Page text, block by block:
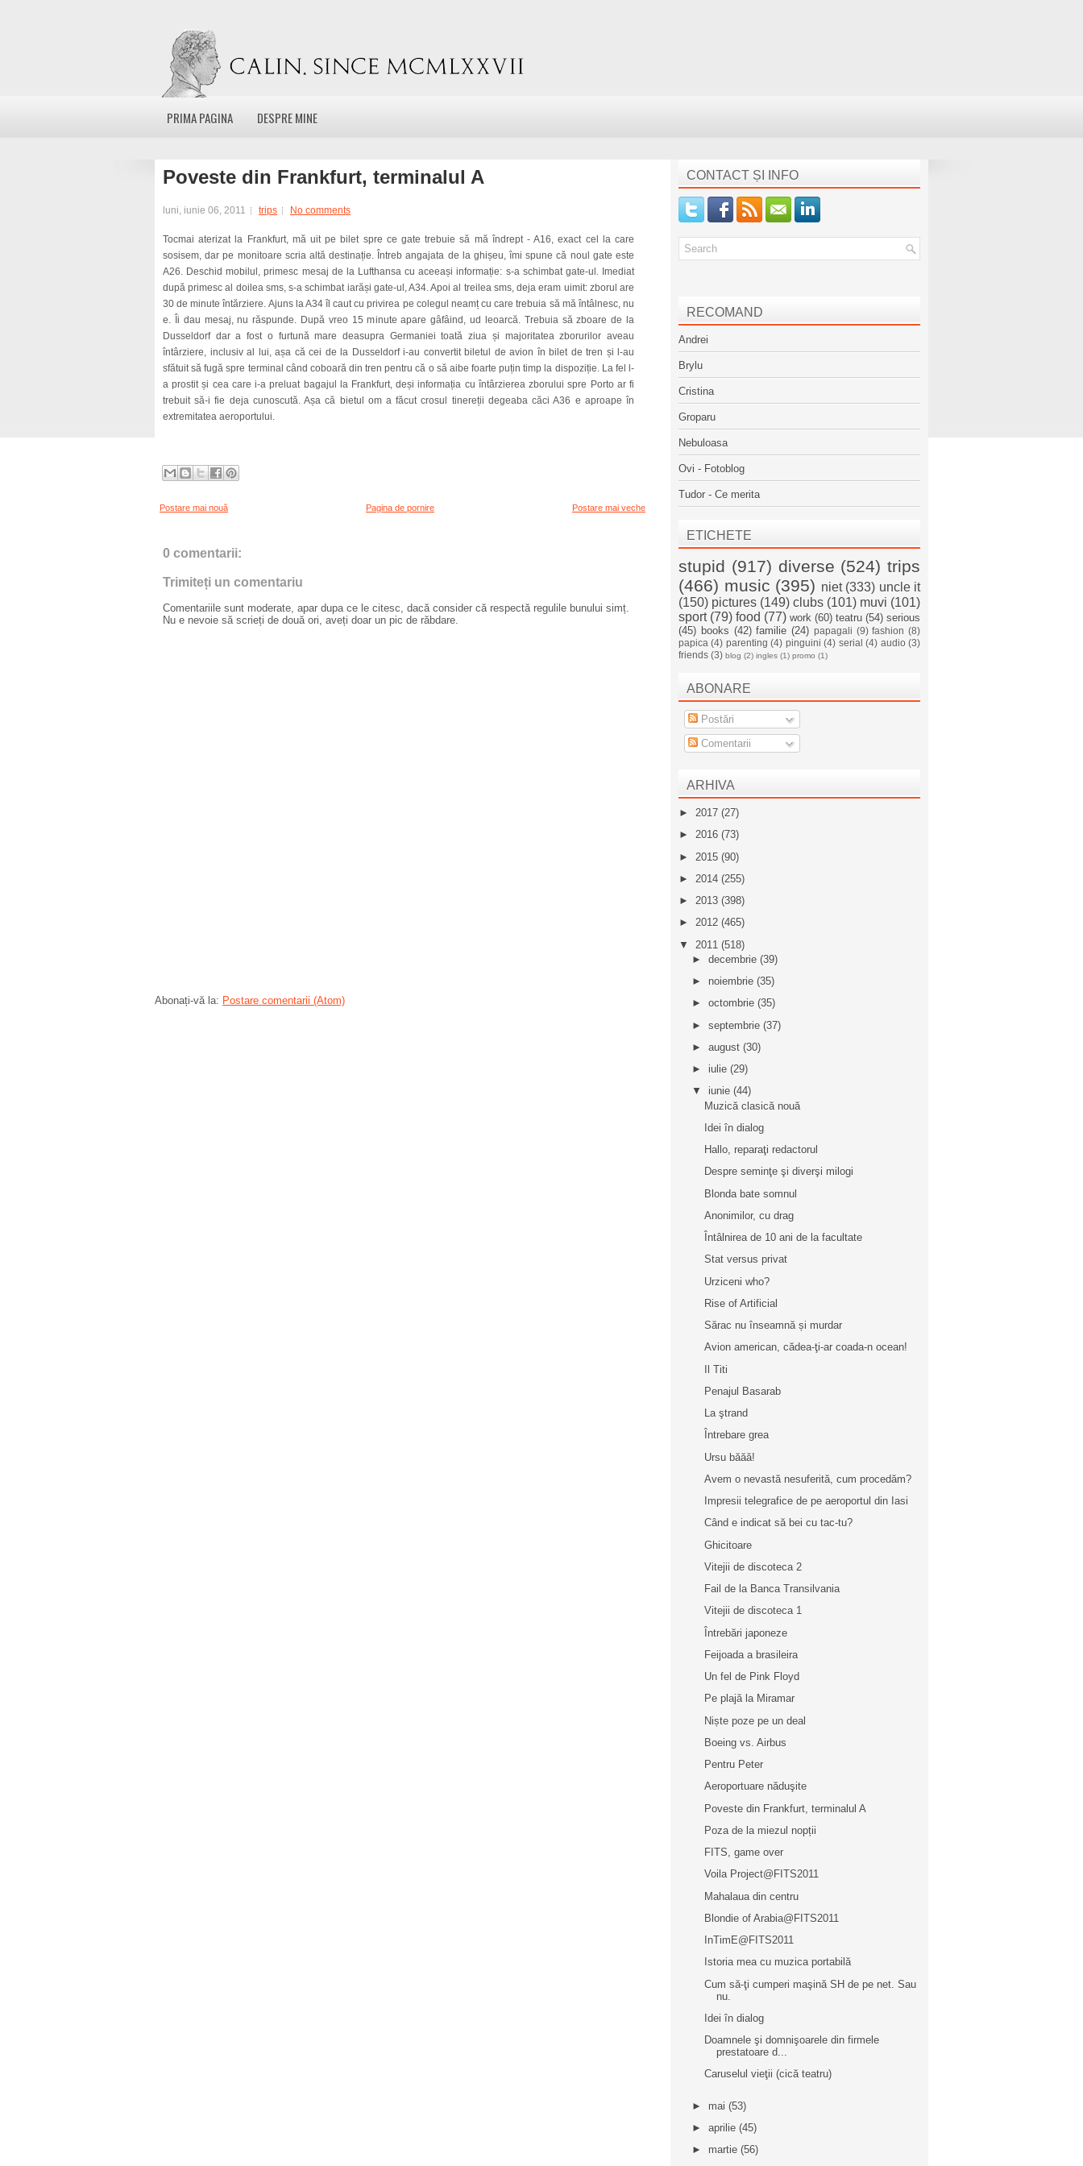
PRIMA PAGINA DESPRE MINE
Poveste din Frankfurt, terminalul A
luni, iunie 06, 2011 trips No comments
Tocmai aterizat la Frankfurt, mă uit pe bilet spre ce gate trebuie să mă îndrept - A16, exact cel la care
sosisem, dar pe monitoare scria altă destinație. Întreb angajata de la ghișeu, îmi spune că noul gate este
A26. Deschid mobilul, primesc mesaj de la Lufthansa cu aceeași informație: s-a schimbat gate-ul. Imediat
după primesc al doilea sms, s-a schimbat iarăși gate-ul, A34. Apoi al treilea sms, deja eram uimit: zborul are
30 de minute întărziere. Ajuns la A34 îl caut cu privirea pe colegul neamț cu care trebuia să mă întâlnesc, nu
e. Îi dau mesaj, nu răspunde. După vreo 15 minute apare gâfâind, ud leoarcă. Trebuia să zboare de la
Dusseldorf dar a fost o furtună mare deasupra Germaniei toată ziua și majoritatea zborurilor aveau
întârziere, inclusiv al lui, așa că cei de la Dusseldorf i-au convertit biletul de avion în bilet de tren și l-au
sfătuit să fugă spre terminal când coboară din tren pentru că o să aibe foarte puțin timp la dispoziție. La fel l-
a prostit și cea care i-a preluat bagajul la Frankfurt, deși informația cu întârzierea zborului spre Porto ar fi
trebuit să-i fie deja cunoscută. Așa că bietul om a făcut crosul tinereții degeaba căci A36 e aproape în
extremitatea aeroportului.
Postare mai nouă Postare mai veche
Pagina de pornire
0 comentarii:
Trimiteți un comentariu
Comentariile sunt moderate, apar dupa ce le citesc, dacă consider că respectă regulile bunului simț.
Nu e nevoie să scrieți de două ori, aveți doar un pic de răbdare.
Abonați-vă la: Postare comentarii (Atom)
CONTACT ȘI INFO
RECOMAND
Andrei
Brylu
Cristina
Groparu
Nebuloasa
Ovi - Fotoblog
Tudor - Ce merita
ETICHETE
stupid (917) diverse (524) trips
(466) music (395) niet (333) uncle it
(150) pictures (149) clubs (101) muvi (101)
sport (79) food (77) work (60) teatru (54) serious
(45) books (42) familie (24) papagali (9) fashion (8)
papica (4) parenting (4) pinguini (4) serial (4) audio (3)
friends (3) blog (2) ingles (1) promo (1)
ABONARE
Postări
Comentarii
ARHIVA
► 2017 (27)
► 2016 (73)
► 2015 (90)
► 2014 (255)
► 2013 (398)
► 2012 (465)
▼ 2011 (518)
► decembrie (39)
► noiembrie (35)
► octombrie (35)
► septembrie (37)
► august (30)
► iulie (29)
▼ iunie (44)
Muzică clasică nouă
Idei în dialog
Hallo, reparaţi redactorul
Despre seminţe şi diverşi milogi
Blonda bate somnul
Anonimilor, cu drag
Întâlnirea de 10 ani de la facultate
Stat versus privat
Urziceni who?
Rise of Artificial
Sărac nu înseamnă și murdar
Avion american, cădea-ţi-ar coada-n ocean!
Il Titi
Penajul Basarab
La ştrand
Întrebare grea
Ursu băăă!
Avem o nevastă nesuferită, cum procedăm?
Impresii telegrafice de pe aeroportul din Iasi
Când e indicat să bei cu tac-tu?
Ghicitoare
Vitejii de discoteca 2
Fail de la Banca Transilvania
Vitejii de discoteca 1
Întrebări japoneze
Feijoada a brasileira
Un fel de Pink Floyd
Pe plajă la Miramar
Niște poze pe un deal
Boeing vs. Airbus
Pentru Peter
Aeroportuare năduşite
Poveste din Frankfurt, terminalul A
Poza de la miezul nopții
FITS, game over
Voila Project@FITS2011
Mahalaua din centru
Blondie of Arabia@FITS2011
InTimE@FITS2011
Istoria mea cu muzica portabilă
Cum să-ţi cumperi maşină SH de pe net. Sau
nu.
Idei în dialog
Doamnele şi domnişoarele din firmele
prestatoare d...
Caruselul vieţii (cică teatru)
► mai (53)
► aprilie (45)
► martie (56)